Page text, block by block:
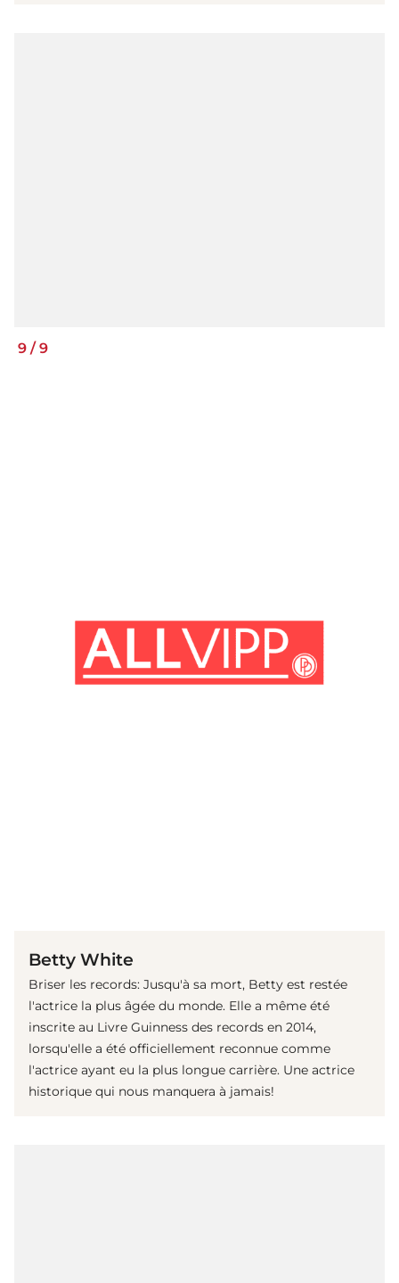
9 /9
Betty White
Briser les records: Jusqu'à sa mort, Betty est restée
l'actrice la plus âgée du monde. Elle a même été
inscrite au Livre Guinness des records en 2014,
lorsqu'elle a été officiellement reconnue comme
l'actrice ayant eu la plus longue carrière. Une actrice
historique qui nous manquera à jamais!